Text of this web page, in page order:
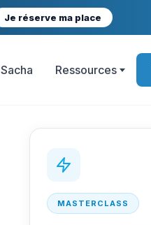
Je réserve ma place
Sacha Ressources
MASTERCLASS